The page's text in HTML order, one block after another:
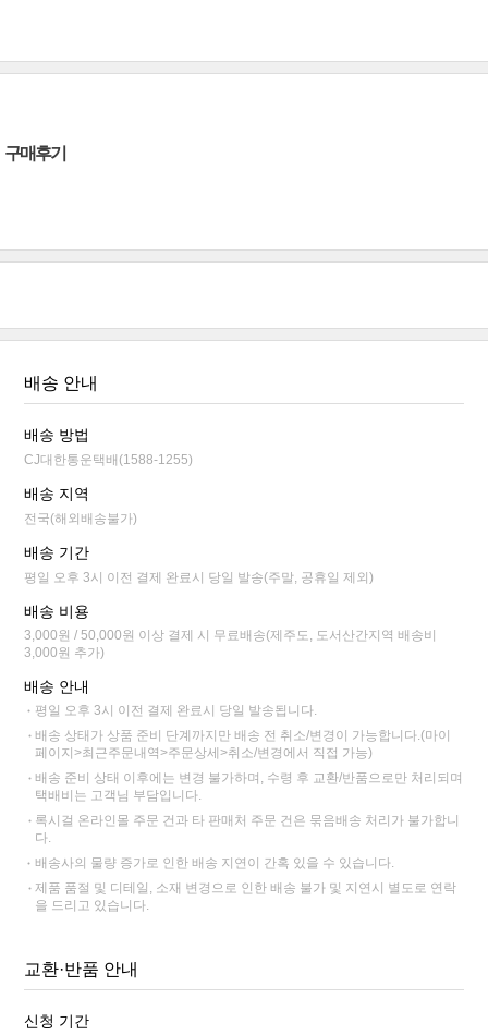
구매후기
배송 안내
배송 방법
CJ대한통운택배(1588-1255)
배송 지역
전국(해외배송불가)
배송 기간
평일 오후 3시 이전 결제 완료시 당일 발송(주말, 공휴일 제외)
배송 비용
3,000원 / 50,000원 이상 결제 시 무료배송(제주도, 도서산간지역 배송비
3,000원 추가)
배송 안내
평일 오후 3시 이전 결제 완료시 당일 발송됩니다.
배송 상태가 상품 준비 단계까지만 배송 전 취소/변경이 가능합니다.(마이
페이지>최근주문내역>주문상세>취소/변경에서 직접 가능)
배송 준비 상태 이후에는 변경 불가하며, 수령 후 교환/반품으로만 처리되며
택배비는 고객님 부담입니다.
록시걸 온라인몰 주문 건과 타 판매처 주문 건은 묶음배송 처리가 불가합니
다.
배송사의 물량 증가로 인한 배송 지연이 간혹 있을 수 있습니다.
제품 품절 및 디테일, 소재 변경으로 인한 배송 불가 및 지연시 별도로 연락
을 드리고 있습니다.
교환·반품 안내
신청 기간